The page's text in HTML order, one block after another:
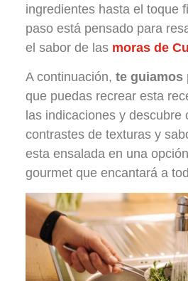
ingredientes hasta el toque
paso está pensado para
el sabor de las moras de
A continuación, te guiamos
que puedas recrear esta
las indicaciones y descubre
contrastes de texturas y
esta ensalada en una
gourmet que encantará a